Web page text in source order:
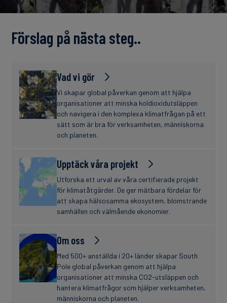
finanser
Förslag på nästa steg..
Vad vi gör
Vi skapar global påverkan genom att hjälpa
organisationer att minska koldioxidutsläppen
och navigera i den komplexa klimatfrågan på ett
sätt som är bra för verksamheten, människorna
och planeten.
Upptäck våra projekt
Utforska ett urval av våra certifierade projekt
för klimatåtgärder. De ger mätbara fördelar för
att skapa hälsosamma ekosystem, blomstrande
samhällen och välmående ekonomier.
Om oss
Med 500+ anställda i 20+ länder skapar South
Pole global påverkan genom att hjälpa
organisationer att minska CO2-utsläppen och
hantera klimatfrågor som hjälper verksamheten,
människorna och planeten.